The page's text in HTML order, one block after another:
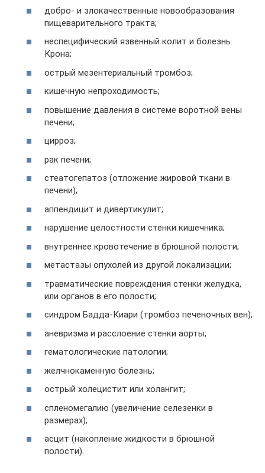
добро- и злокачественные новообразования
пищеварительного тракта;
неспецифический язвенный колит и болезнь
Крона;
острый мезентериальный тромбоз;
кишечную непроходимость;
повышение давления в системе воротной вены
печени;
цирроз;
рак печени;
стеатогепатоз (отложение жировой ткани в
печени);
аппендицит и дивертикулит;
нарушение целостности стенки кишечника;
внутреннее кровотечение в брюшной полости;
метастазы опухолей из другой локализации;
травматические повреждения стенки желудка,
или органов в его полости;
синдром Бадда-Киари (тромбоз печеночных вен);
аневризма и расслоение стенки аорты;
гематологические патологии;
желчнокаменную болезнь;
острый холецистит или холангит;
спленомегалию (увеличение селезенки в
размерах);
асцит (накопление жидкости в брюшной
полости).